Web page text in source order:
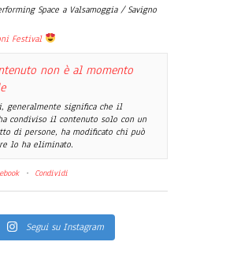
Space a Valsamoggia / Savigno
Festival
non è al momento
generalmente significa che il
condiviso il contenuto solo con un
di persone, ha modificato chi può
lo ha eliminato.
· Condividi
Segui su Instagram